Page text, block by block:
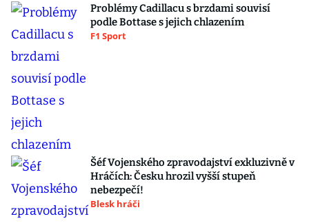
Problémy Cadillacu s brzdami souvisí
podle Bottase s jejich chlazením
F1 Sport
Šéf Vojenského zpravodajství exkluzivně v
Hráčích: Česku hrozil vyšší stupeň
nebezpečí!
Blesk hráči